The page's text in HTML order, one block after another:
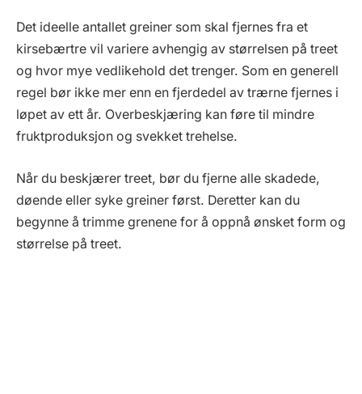
Det ideelle antallet greiner som skal fjernes fra et
kirsebærtre vil variere avhengig av størrelsen på treet
og hvor mye vedlikehold det trenger. Som en generell
regel bør ikke mer enn en fjerdedel av trærne fjernes i
løpet av ett år. Overbeskjæring kan føre til mindre
fruktproduksjon og svekket trehelse.
Når du beskjærer treet, bør du fjerne alle skadede,
døende eller syke greiner først. Deretter kan du
begynne å trimme grenene for å oppnå ønsket form og
størrelse på treet.